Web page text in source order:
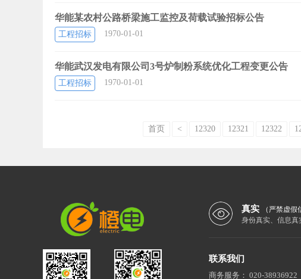
华能某农村公路桥梁施工监控及荷载试验招标公告
工程招标 1970-01-01
华能武汉发电有限公司3号炉制粉系统优化工程变更公告
工程招标 1970-01-01
首页 < 12320 12321 12322
真实
（严禁虚假
身份真实、信息真
联系我们
商务服务： 020-38936922